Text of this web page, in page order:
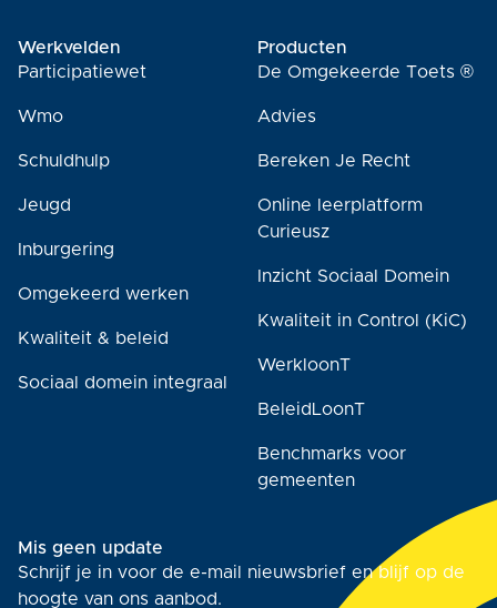
Werkvelden
Participatiewet
Wmo
Schuldhulp
Jeugd
Inburgering
Omgekeerd werken
Kwaliteit & beleid
Sociaal domein integraal
Producten
De Omgekeerde Toets ®
Advies
Bereken Je Recht
Online leerplatform
Curieusz
Inzicht Sociaal Domein
Kwaliteit in Control (KiC)
WerkloonT
BeleidLoonT
Benchmarks voor
gemeenten
Mis geen update
Schrijf je in voor de e-mail nieuwsbrief en blijf op de
hoogte van ons aanbod.